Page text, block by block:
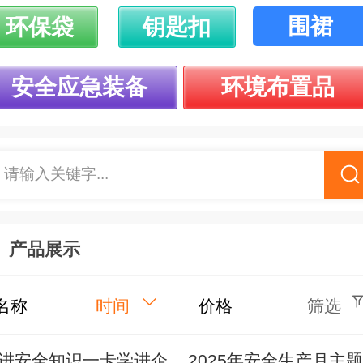
环保袋 钥匙扣 围裙
安全应急装备 环境布置品
请输入关键字...
产品展示
称 时间 价格 筛选